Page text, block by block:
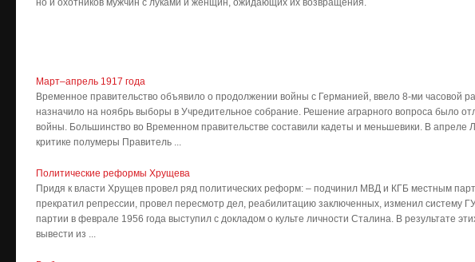
но и охотников мужчин с луками и женщин, ожидающих их возвращения.
Март–апрель 1917 года
Временное правительство объявило о продолжении войны с Германией, ввело 8-ми часовой
назначило на ноябрь выборы в Учредительное собрание. Решение аграрного вопроса было
войны. Большинство во Временном правительстве составили кадеты и меньшевики. В апреле
критике полумеры Правитель ...
Политические реформы Хрущева
Придя к власти Хрущев провел ряд политических реформ: – подчинил МВД и КГБ местным
прекратил репрессии, провел пересмотр дел, реабилитацию заключенных, изменил систему
партии в феврале 1956 года выступил с докладом о культе личности Сталина. В результате
вывести из ...